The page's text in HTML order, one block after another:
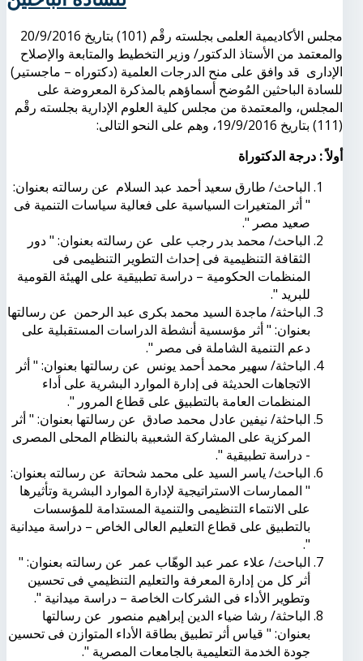
مجلس الأكاديمية العلمى بجلسته رقْم (101) بتاريخ 20/9/2016
والمعتمد من الأستاذ الدكتور/ وزير التخطيط والمتابعة والإصلاح
الإدارى قد وافق على منح الدرجات العلمية (دكتوراه – ماجستير)
للسادة الباحثين المُوضح أسماؤهم بالمذكرة المعروضة على
المجلس، والمعتمدة من مجلس كلية العلوم الإدارية بجلسته رقْم
(111) بتاريخ 19/9/2016، وهم على النحو التالى:
أولاً : درجة الدكتوراة
الباحث/ طارق سعيد أحمد عبد السلام عن رسالته بعنوان:
" أثر المتغيرات السياسية على فعالية سياسات التنمية فى
صعيد مصر ".
الباحث/ محمد بدر رجب على عن رسالته بعنوان: " دور
الثقافة التنظيمية فى إحداث التطوير التنظيمى فى
المنظمات الحكومية – دراسة تطبيقية على الهيئة القومية
للبريد ".
الباحثة/ ماجدة السيد محمد بكرى عبد الرحمن عن رسالتها
بعنوان: " أثر مؤسسية أنشطة الدراسات المستقبلية على
دعم التنمية الشاملة فى مصر ".
الباحثة/ سهير محمد أحمد يونس عن رسالتها بعنوان: " أثر
الاتجاهات الحديثة فى إدارة الموارد البشرية على أداء
المنظمات العامة بالتطبيق على قطاع المرور ".
الباحثة/ نيفين عادل محمد صادق عن رسالتها بعنوان: " أثر
المركزية على المشاركة الشعبية بالنظام المحلى المصرى
- دراسة تطبيقية ".
الباحث/ ياسر السيد على محمد شحاتة عن رسالته بعنوان:
" الممارسات الاستراتيجية لإدارة الموارد البشرية وتأثيرها
على الانتماء التنظيمى والتنمية المستدامة للمؤسسات
بالتطبيق على قطاع التعليم العالى الخاص – دراسة ميدانية
".
الباحث/ علاء عمر عبد الوهّاب عمر عن رسالته بعنوان: "
أثر كل من إدارة المعرفة والتعليم التنظيمي فى تحسين
وتطوير الأداء فى الشركات الخاصة – دراسة ميدانية ".
الباحثة/ رشا ضياء الدين إبراهيم منصور عن رسالتها
بعنوان: " قياس أثر تطبيق بطاقة الأداء المتوازن فى تحسين
جودة الخدمة التعليمية بالجامعات المصرية ".